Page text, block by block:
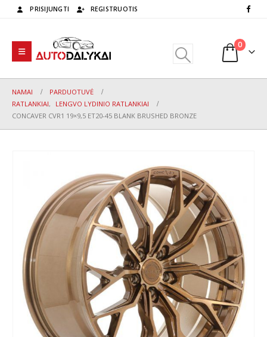
PRISIJUNGTI REGISTRUOTIS
0
NAMAI
PARDUOTUVĖ
RATLANKIAI,
LENGVO LYDINIO RATLANKIAI
CONCAVER CVR1 19×9,5 ET20-45 BLANK BRUSHED BRONZE